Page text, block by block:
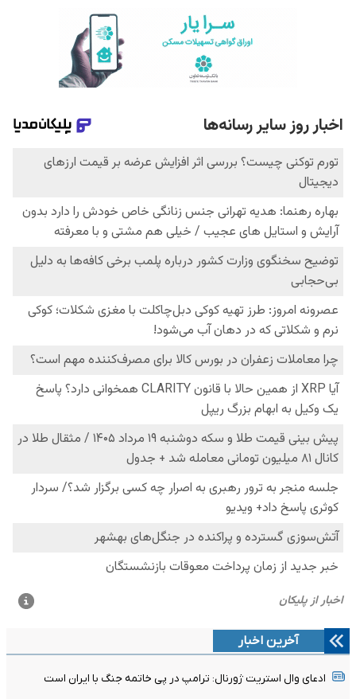
آخرین اخبار
ادعای وال استریت ژورنال: ترامپ در پی خاتمه جنگ با ایران است